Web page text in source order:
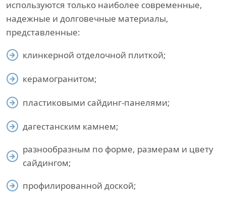
используются только наиболее современные,
надежные и долговечные материалы,
представленные:
клинкерной отделочной плиткой;
керамогранитом;
пластиковыми сайдинг-панелями;
дагестанским камнем;
разнообразным по форме, размерам и цвету
сайдингом;
профилированной доской;